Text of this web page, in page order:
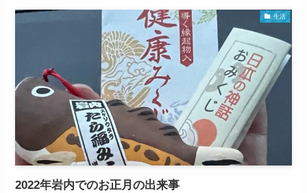
生活
2022年岩内でのお正月の出来事